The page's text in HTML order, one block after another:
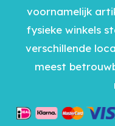
voornamelijk
fysieke winkels
verschillende
meest